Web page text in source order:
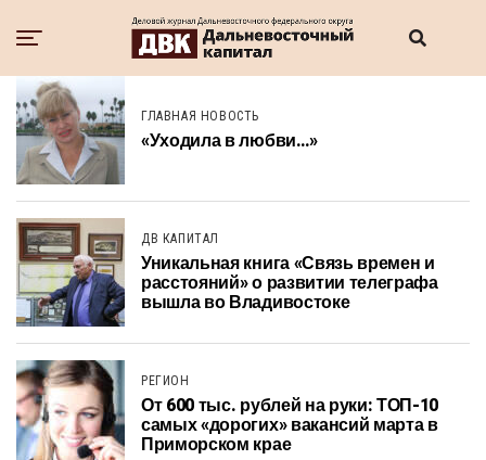
ГЛАВНАЯ НОВОСТЬ
«Уходила в любви…»
ДВ КАПИТАЛ
Уникальная книга «Связь времен и
расстояний» о развитии телеграфа
вышла во Владивостоке
РЕГИОН
От 600 тыс. рублей на руки: ТОП-10
самых «дорогих» вакансий марта в
Приморском крае